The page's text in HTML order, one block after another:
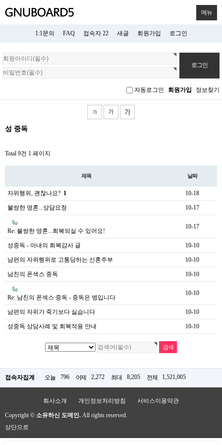
메뉴
1:1문의 FAQ 접속자 22 새글 회원가입 로그인
회
원
로
자동로그인 회원가입 정보찾기
성 중독
Total 9건 1 페이지
제목 날짜
자위행위, 괜찮나요? 1 10-18
불쌍한 영혼...상담요청 10-17
Re: 불쌍한 영혼...회복되실 수 있어요!
10-17
성중독 - 아내의 회복감사 글 10-10
남편의 자위행위로 고통당하는 신혼주부 10-10
남친의 폰섹스 중독 10-10
Re: 남친의 폰섹스 중독 - 중독은 병입니다
10-10
남편의 자위가 죽기보다 싫습니다 10-10
성중독 상담사례 및 회복적용 안내 10-10
접속자집계 오늘 796 어제 2,272 최대 8,205 전체 1,521,005
회사소개 개인정보처리방침 서비스이용약관
Copyright © 소유하신 도메인. All rights reserved.
상단으로